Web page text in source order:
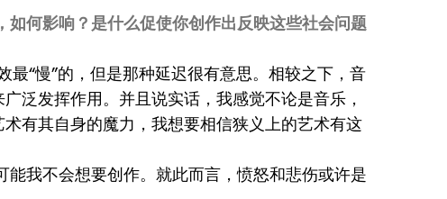
何影响？是什么促使你创作出反映这些社会问题
“慢”的，但是那种延迟很有意思。相较之下，音
泛发挥作用。并且说实话，我感觉不论是音乐，
有其自身的魔力，我想要相信狭义上的艺术有这
我不会想要创作。就此而言，愤怒和悲伤或许是